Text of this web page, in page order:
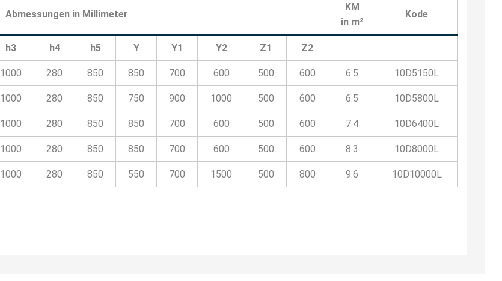
Abmessungen in Millimeter
KM
in m²
Kode
h3 h4 h5 Y Y1 Y2 Z1 Z2
1000 280 850 850 700 600 500 600 6.5 10D5150L
1000 280 850 750 900 1000 500 600 6.5 10D5800L
1000 280 850 850 700 600 500 600 7.4 10D6400L
1000 280 850 850 700 600 500 600 8.3 10D8000L
1000 280 850 550 700 1500 500 800 9.6 10D10000L